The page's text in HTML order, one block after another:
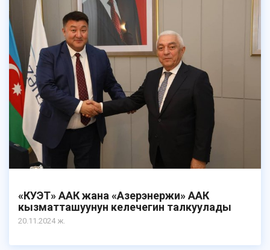
«КУЭТ» ААК жана «Азерэнержи» ААК
кызматташуунун келечегин талкуулады
20.11.2024 ж.